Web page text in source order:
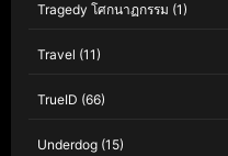
Tragedy โศกนาฏกรรม (1)
Travel (11)
TrueID (66)
Underdog (15)